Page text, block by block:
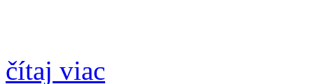
čítaj viac